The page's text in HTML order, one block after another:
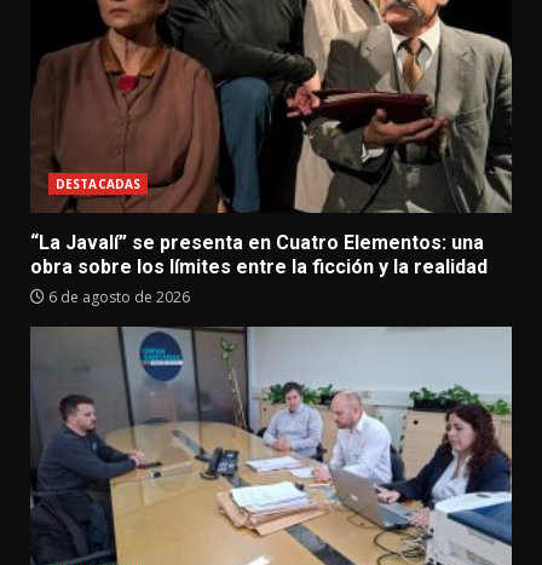
DESTACADAS
“La Javalí” se presenta en Cuatro Elementos: una
obra sobre los límites entre la ficción y la realidad
6 de agosto de 2026